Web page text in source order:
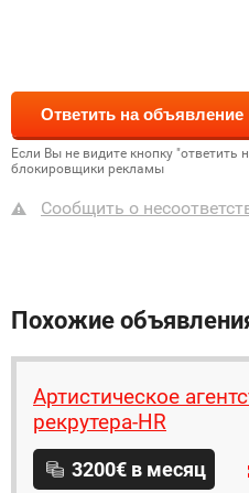
Если Вы не видите кнопку "ответить
блокировщики рекламы
Сообщить о
Похожие
Артистическое
рекрутера-HR
3200€ в месяц